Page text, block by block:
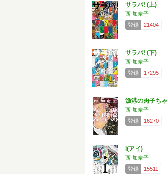
サラバ! (上)
西 加奈子
登録
21404
サラバ! (下)
西 加奈子
登録
17295
漁港の肉子ち
西 加奈子
登録
16270
i(アイ)
西 加奈子
登録
15511